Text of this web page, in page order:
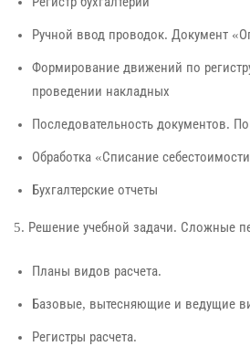
Ручной ввод проводок. Документ
Формирование движений по
проведении накладных
Последовательность документов.
Обработка «Списание
Бухгалтерские отчеты
5. Решение учебной задачи. Сложные
Планы видов расчета.
Базовые, вытесняющие и ведущие
Регистры расчета.